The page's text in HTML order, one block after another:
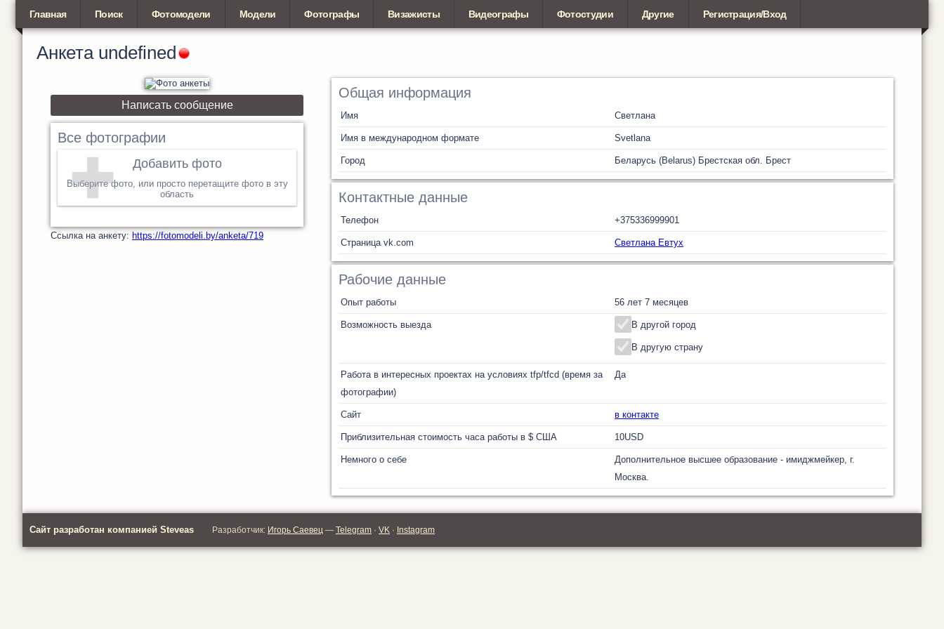
Главная Поиск Фотомодели Модели Фотографы Визажисты Видеографы Фотостудии Другие Регистрация/Вход
Анкета undefined
Написать сообщение
Все фотографии
Добавить фото
Выберите фото, или просто перетащите фото в эту
область
Cсылка на анкету: https://fotomodeli.by/anketa/719
Общая информация
Имя Светлана
Имя в международном формате Svetlana
Город Беларусь (Belarus) Брестская обл. Брест
Контактные данные
Телефон +375336999901
Страница vk.com Светлана Евтух
Рабочие данные
Опыт работы 56 лет 7 месяцев
Возможность выезда В другой город
В другую страну
Работа в интересных проектах на условиях tfp/tfcd (время за
фотографии)
Да
Сайт в контакте
Приблизительная стоимость часа работы в $ США 10USD
Немного о себе
Дополнительное высшее образование - имиджмейкер, г.
Москва.
Сайт разработан компанией Steveas Разработчик: Игорь Саевец — Telegram · VK · Instagram